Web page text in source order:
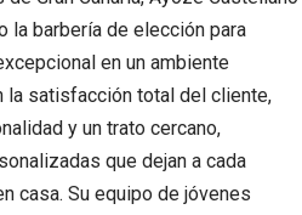
la barbería de elección para
en un ambiente
la satisfacción total del cliente,
y un trato cercano,
que dejan a cada
casa. Su equipo de jóvenes